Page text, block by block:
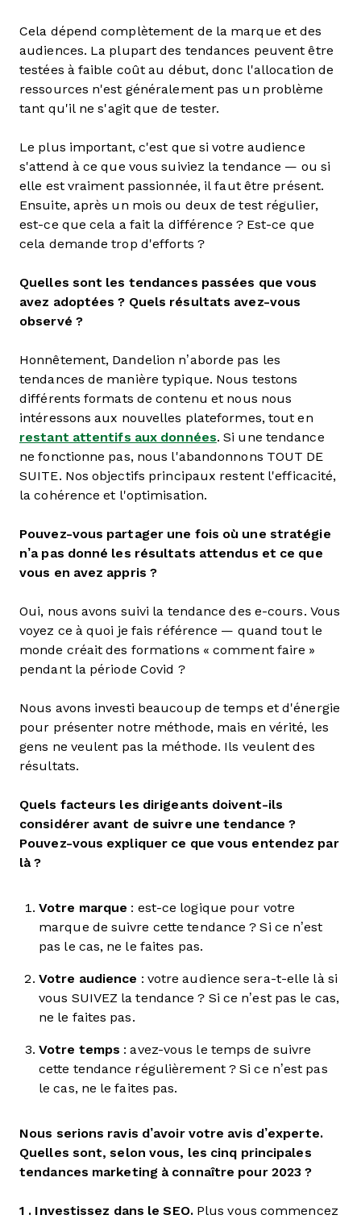
Cela dépend complètement de la marque et des
audiences. La plupart des tendances peuvent être
testées à faible coût au début, donc l'allocation de
ressources n'est généralement pas un problème
tant qu'il ne s'agit que de tester.
Le plus important, c'est que si votre audience
s'attend à ce que vous suiviez la tendance — ou si
elle est vraiment passionnée, il faut être présent.
Ensuite, après un mois ou deux de test régulier,
est-ce que cela a fait la différence ? Est-ce que
cela demande trop d'efforts ?
Quelles sont les tendances passées que vous
avez adoptées ? Quels résultats avez-vous
observé ?
Honnêtement, Dandelion n’aborde pas les
tendances de manière typique. Nous testons
différents formats de contenu et nous nous
intéressons aux nouvelles plateformes, tout en
restant attentifs aux données. Si une tendance
ne fonctionne pas, nous l'abandonnons TOUT DE
SUITE. Nos objectifs principaux restent l'efficacité,
la cohérence et l'optimisation.
Pouvez-vous partager une fois où une stratégie
n’a pas donné les résultats attendus et ce que
vous en avez appris ?
Oui, nous avons suivi la tendance des e-cours. Vous
voyez ce à quoi je fais référence — quand tout le
monde créait des formations « comment faire »
pendant la période Covid ?
Nous avons investi beaucoup de temps et d'énergie
pour présenter notre méthode, mais en vérité, les
gens ne veulent pas la méthode. Ils veulent des
résultats.
Quels facteurs les dirigeants doivent-ils
considérer avant de suivre une tendance ?
Pouvez-vous expliquer ce que vous entendez par
là ?
Votre marque : est-ce logique pour votre
marque de suivre cette tendance ? Si ce n’est
pas le cas, ne le faites pas.
Votre audience : votre audience sera-t-elle là si
vous SUIVEZ la tendance ? Si ce n’est pas le cas,
ne le faites pas.
Votre temps : avez-vous le temps de suivre
cette tendance régulièrement ? Si ce n’est pas
le cas, ne le faites pas.
Nous serions ravis d’avoir votre avis d’experte.
Quelles sont, selon vous, les cinq principales
tendances marketing à connaître pour 2023 ?
1 . Investissez dans le SEO.Plus vous commencez